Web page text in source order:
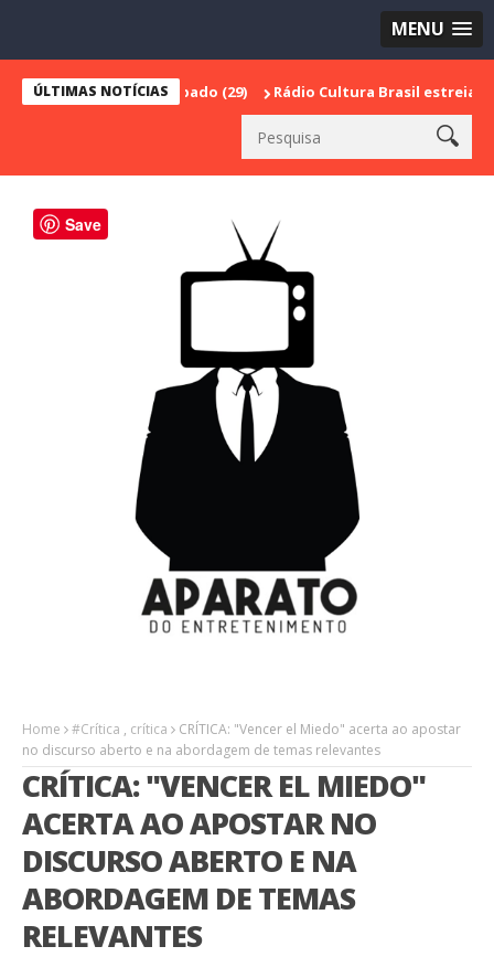
MENU
ÚLTIMAS NOTÍCIAS Rádio Cultura Brasil estreia série
Home #Crítica , crítica
CRÍTICA: "Vencer el Miedo" acerta ao apostar
no discurso aberto e na abordagem de temas relevantes
CRÍTICA: "VENCER EL MIEDO"
ACERTA AO APOSTAR NO
DISCURSO ABERTO E NA
ABORDAGEM DE TEMAS
RELEVANTES
Save